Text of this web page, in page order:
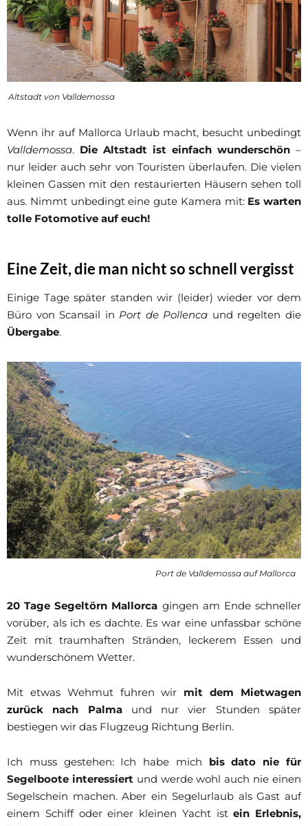
Altstadt von Valldemossa
Wenn ihr auf Mallorca Urlaub macht, besucht unbedingt
Valldemossa. Die Altstadt ist einfach wunderschön –
nur leider auch sehr von Touristen überlaufen. Die vielen
kleinen Gassen mit den restaurierten Häusern sehen toll
aus. Nimmt unbedingt eine gute Kamera mit: Es warten
tolle Fotomotive auf euch!
Eine Zeit, die man nicht so schnell vergisst
Einige Tage später standen wir (leider) wieder vor dem
Büro von Scansail in Port de Pollenca und regelten die
Übergabe.
Port de Valldemossa auf Mallorca
20 Tage Segeltörn Mallorca gingen am Ende schneller
vorüber, als ich es dachte. Es war eine unfassbar schöne
Zeit mit traumhaften Stränden, leckerem Essen und
wunderschönem Wetter.
Mit etwas Wehmut fuhren wir mit dem Mietwagen
zurück nach Palmaund nur vier Stunden später
bestiegen wir das Flugzeug Richtung Berlin.
Ich muss gestehen: Ich habe mich bis dato nie für
Segelboote interessiert und werde wohl auch nie einen
Segelschein machen. Aber ein Segelurlaub als Gast auf
einem Schiff oder einer kleinen Yacht istein Erlebnis,